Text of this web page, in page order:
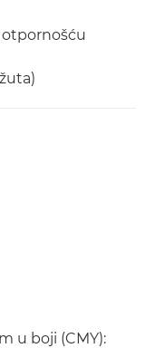
u boji (CMY):